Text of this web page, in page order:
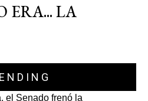
ERA... LA